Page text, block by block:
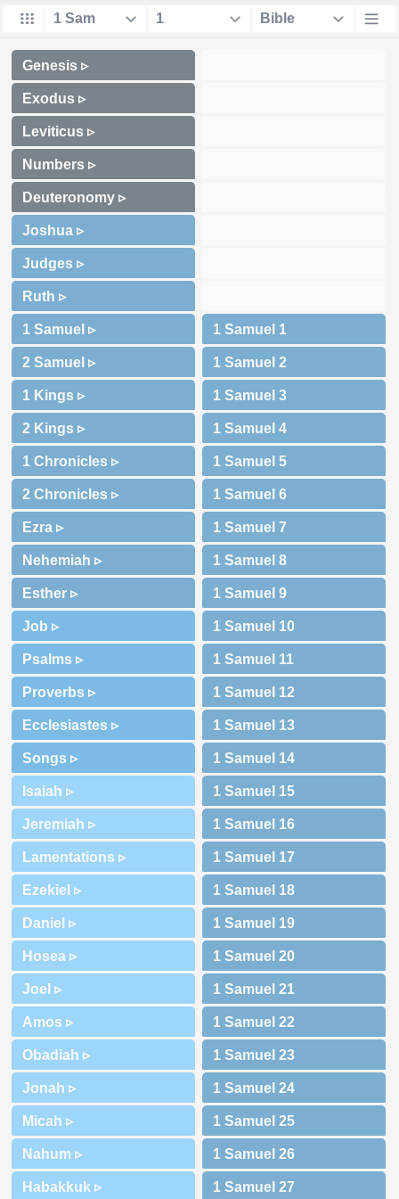
Genesis ▹
Exodus ▹
Leviticus ▹
Numbers ▹
Deuteronomy ▹
Joshua ▹
Judges ▹
Ruth ▹
1 Samuel ▹
2 Samuel ▹
1 Kings ▹
2 Kings ▹
1 Chronicles ▹
2 Chronicles ▹
Ezra ▹
Nehemiah ▹
Esther ▹
Job ▹
Psalms ▹
Proverbs ▹
Ecclesiastes ▹
Songs ▹
Isaiah ▹
Jeremiah ▹
Lamentations ▹
Ezekiel ▹
Daniel ▹
Hosea ▹
Joel ▹
Amos ▹
Obadiah ▹
Jonah ▹
Micah ▹
Nahum ▹
Habakkuk ▹